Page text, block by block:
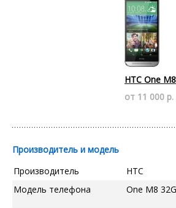
HTC One
от 11 000 р.
Производитель и модель
Производитель
HTC
Модель телефона
One M8